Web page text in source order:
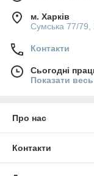
м. Харків
Сумська 77/79,
Контакти
Сьогодні
Показати
Про нас
Контакти